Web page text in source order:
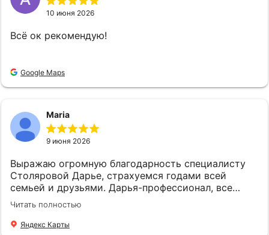
10 июня 2026
Всё ок рекомендую!
Google Maps
Maria
9 июня 2026
Выражаю огромную благодарность специалисту
Столяровой Дарье, страхуемся годами всей
семьей и друзьями. Дарья-профессионал, все
подскажет, подберет, посоветует. Рекомендую!
Читать полностью
Яндекс Карты